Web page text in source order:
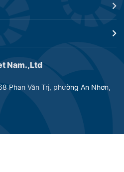
Nam.,Ltd
Phan Văn Trị, phường An Nhơn,